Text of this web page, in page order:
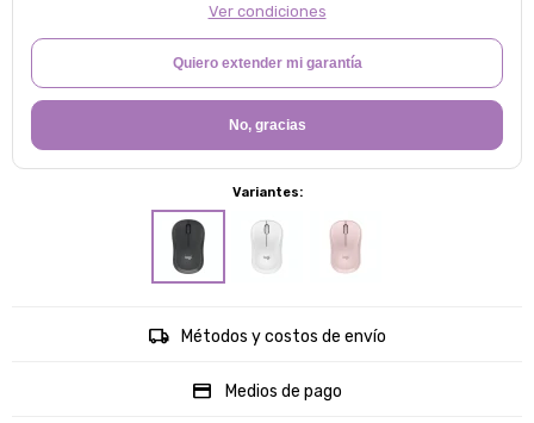
Ver condiciones
Quiero extender mi garantía
No, gracias
Variantes:
Métodos y costos de envío
Medios de pago